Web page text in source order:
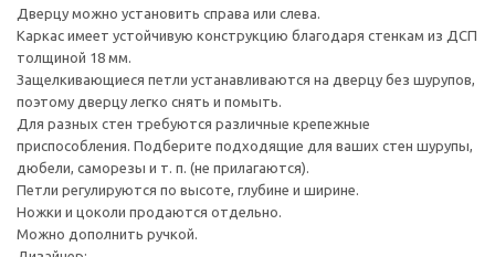
Дверцу можно установить справа или слева.
Каркас имеет устойчивую конструкцию благодаря стенкам из ДСП
толщиной 18 мм.
Защелкивающиеся петли устанавливаются на дверцу без шурупов,
поэтому дверцу легко снять и помыть.
Для разных стен требуются различные крепежные
приспособления. Подберите подходящие для ваших стен шурупы,
дюбели, саморезы и т. п. (не прилагаются).
Петли регулируются по высоте, глубине и ширине.
Ножки и цоколи продаются отдельно.
Можно дополнить ручкой.